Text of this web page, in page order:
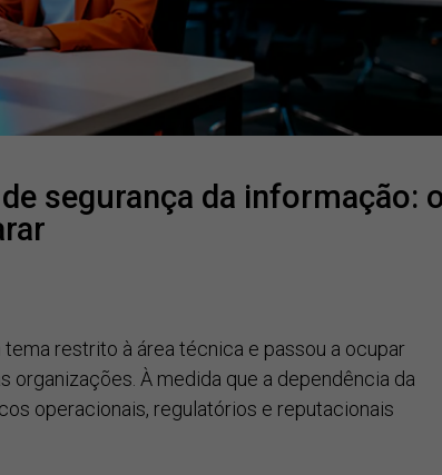
segurança da informação:
restrito à área técnica e passou a ocupar
À medida que a dependência da
operacionais, regulatórios e reputacionais